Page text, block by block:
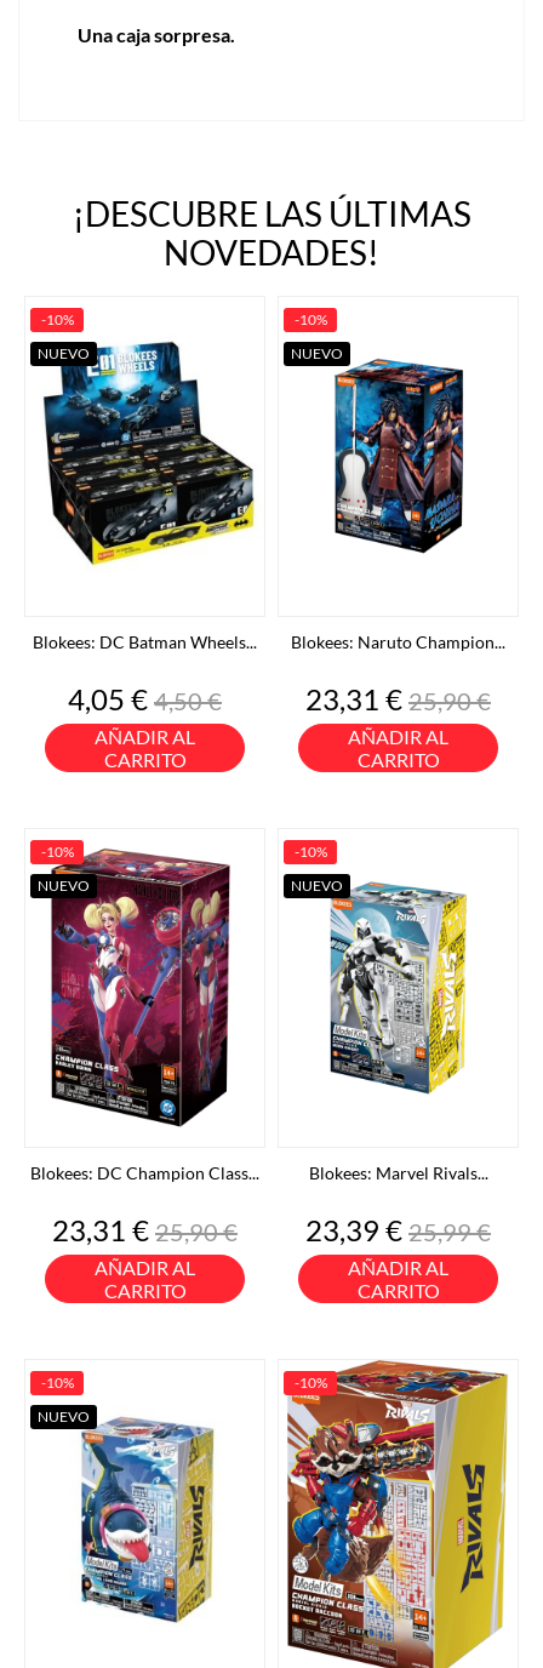
Una caja sorpresa.
¡DESCUBRE LAS ÚLTIMAS
NOVEDADES!
Blokees: DC Batman Wheels...
Precio
4,05 €Precio
base
4,50 €
AÑADIR AL
CARRITO
-10%
NUEVO
Blokees: Naruto Champion...
Precio
23,31 €Precio
base
25,90 €
AÑADIR AL
CARRITO
-10%
NUEVO
Blokees: DC Champion Class...
Precio
23,31 €Precio
base
25,90 €
AÑADIR AL
CARRITO
-10%
NUEVO
Blokees: Marvel Rivals...
Precio
23,39 €Precio
base
25,99 €
AÑADIR AL
CARRITO
-10%
NUEVO
-10%
NUEVO
-10%